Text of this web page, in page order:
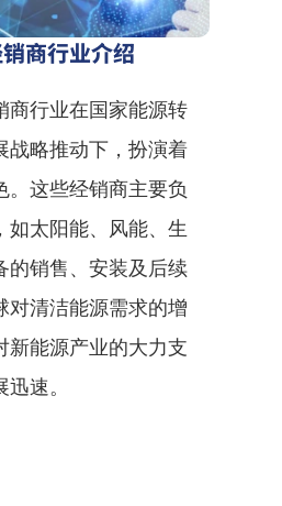
商行业介绍
商行业在国家能源转
战略推动下，扮演着
。这些经销商主要负
如太阳能、风能、生
的销售、安装及后续
对清洁能源需求的增
新能源产业的大力支
速。